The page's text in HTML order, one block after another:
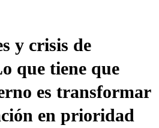
y crisis de
que tiene que
es transformar
en prioridad